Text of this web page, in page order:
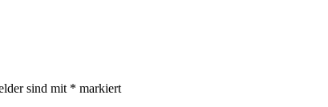
sind mit * markiert